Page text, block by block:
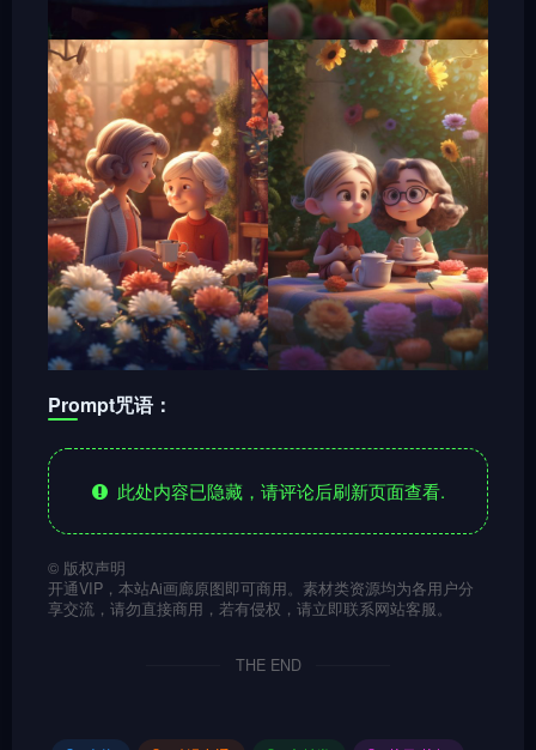
Prompt咒语：
此处内容已隐藏，请评论后刷新页面查看.
© 版权声明
开通VIP，本站Ai画廊原图即可商用。素材类资源均为各用户分
享交流，请勿直接商用，若有侵权，请立即联系网站客服。
THE END